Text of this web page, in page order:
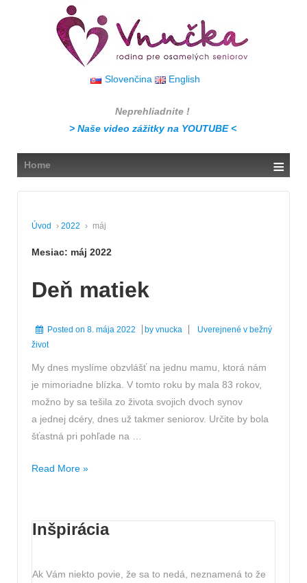
Slovenčina English
Neprehliadnite !
> Naše video zážitky na YOUTUBE <
Home ≡
Úvod › 2022 › máj
Mesiac: máj 2022
Deň matiek
Posted on 8. mája 2022 by vnucka Uverejnené v bežný
život
My dnes myslíme obzvlášť na jednu mamu, ktorá nám
je mimoriadne blízka. V tomto roku by mala 83 rokov,
možno by sa tešila zo života svojich dvoch synov
a jednej dcéry, dnes už takmer seniorov. Určite by bola
šťastná pri pohľade na …
Deň
Read More »
Inšpirácia
Ak Vám niekto povie, že sa to nedá, neznamená to že